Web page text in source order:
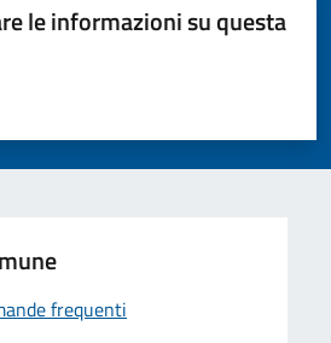
le informazioni su questa
stelle su 5
su 5
su 5
frequenti